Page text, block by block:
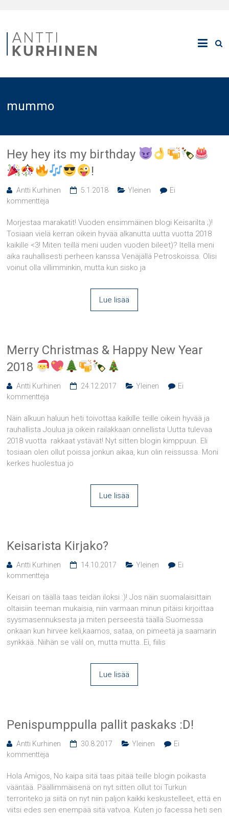
mummo
Hey hey its my birthday
!
Antti Kurhinen 5.1.2018 Yleinen
Ei
kommentteja
Morjestaa marakatit! Vuoden ensimmäinen blogi Keisarilta ;)!
Tosiaan vielä kerran oikein hyvää alkanutta uutta vuotta 2018
kaikille <3! Miten teillä meni uuden vuoden bileet)? Itellä meni
aika rauhallisesti perheen kanssa Venäjällä Petroskoissa. Olisi
voinut olla villimminkin, mutta kun sisko ja
Lue lisää
Merry Christmas & Happy New Year
2018
Antti Kurhinen 24.12.2017 Yleinen
Ei
kommentteja
Näin alkuun haluun heti toivottaa kaikille teille oikein hyvää ja
rauhallista Joulua ja oikein railakkaan onnellista Uutta tulevaa
2018 vuotta rakkaat ystävät! Nyt sitten blogin kimppuun. Eli
tosiaan olen ollut poissa jonkun aikaa, kun olin reissussa. Moni
kerkes huolestua jo
Lue lisää
Keisarista Kirjako?
Antti Kurhinen 14.10.2017 Yleinen
Ei
kommentteja
Keisari on täällä taas teidän iloksi :)! Jos näin suomalaisittain
oltaisiin teeman mukaisia, niin varmaan minun pitäisi kirjoittaa
syysmasennuksesta ja miten perseestä täällä Suomessa
onkaan kun hirvee keli,kaamos, sataa, on pimeetä ja saamarin
synkkää..Niihän se välil on, mutta mutta..Ei, fiilis
Lue lisää
Penispumppulla pallit paskaks :D!
Antti Kurhinen 30.8.2017 Yleinen
Ei
kommentteja
Hola Amigos, No kaipa sitä taas pitää teille blogin poikasta
vääntää. Päällimmäisenä on nyt sitten ollut toi Turkun
terroriteko ja siitä on nyt niin paljon kaikki keskustelleet, että en
viitsi edes sen enempää sitä vatvoa. Kuten jo facessa heti sen